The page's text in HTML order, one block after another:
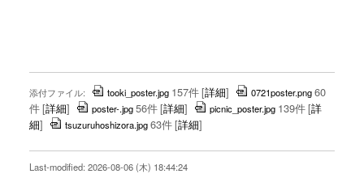
添付ファイル: tooki_poster.jpg 157件[詳細] 0721poster.png60
件[詳細] poster-.jpg56件[詳細] picnic_poster.jpg 139件[詳
細] tsuzuruhoshizora.jpg63件[詳細]
Last-modified: 2026-08-06 (木) 18:44:24